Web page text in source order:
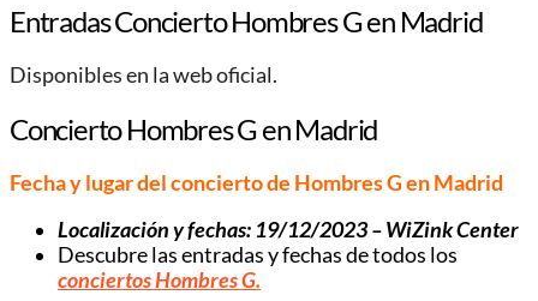
Entradas Concierto Hombres G en Madrid
Disponibles en la web oficial.
Concierto Hombres G en Madrid
Fecha y lugar del concierto de Hombres G en Madrid
Localización y fechas: 19/12/2023 – WiZink Center
Descubre las entradas y fechas de todos los
conciertos Hombres G.